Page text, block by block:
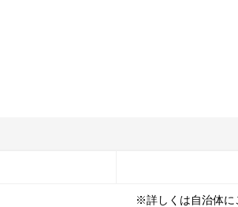
※詳しくは自治体に